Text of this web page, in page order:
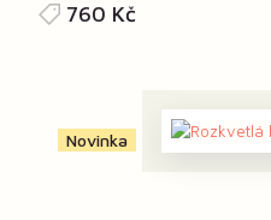
760 Kč
Novinka